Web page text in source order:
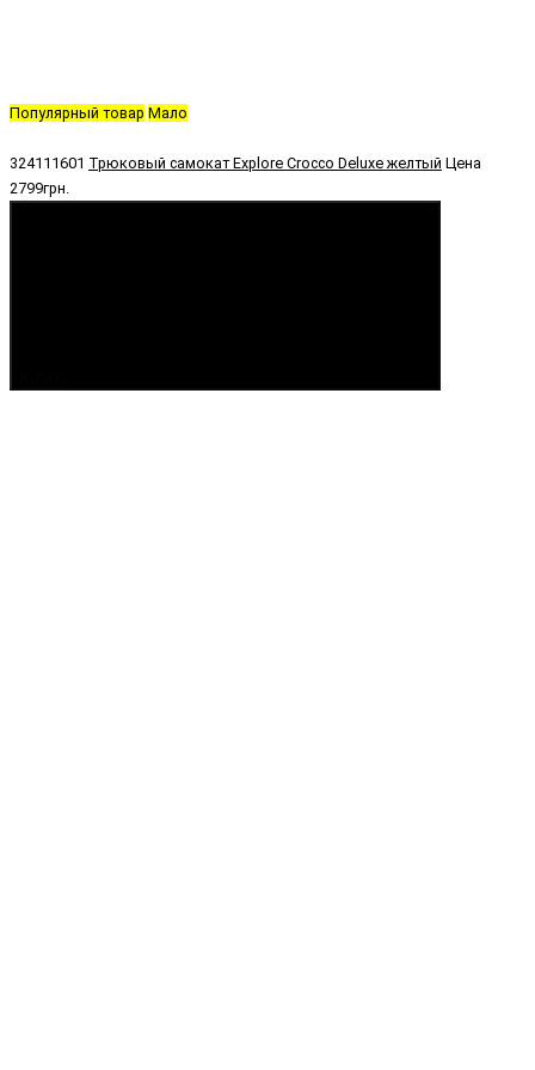
Популярный товар Мало
324111601 Трюковый самокат Explore Crocco Deluxe желтый Цена
2799грн.